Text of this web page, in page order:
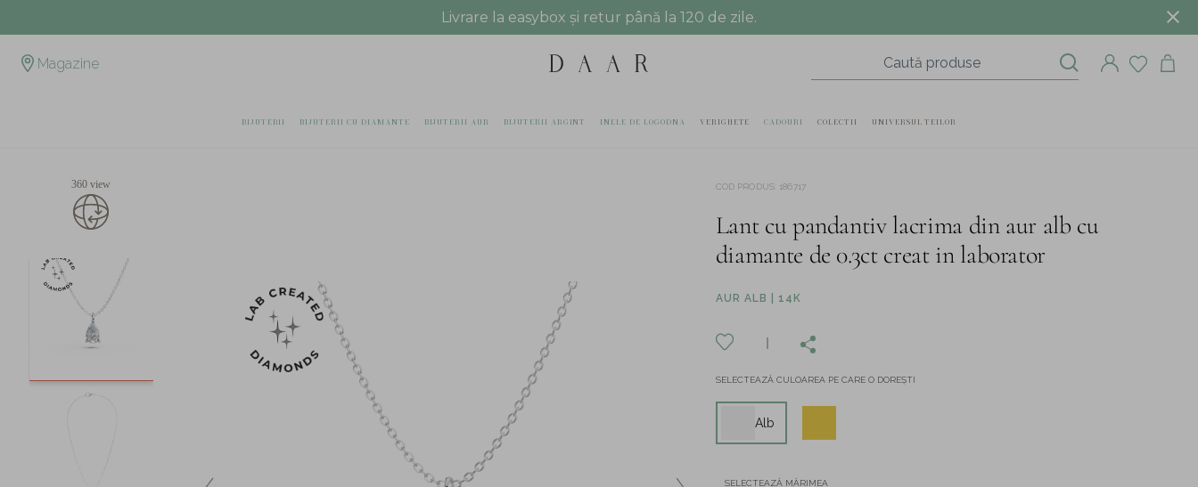
Livrare la easybox și retur până la 120 de zile.
Magazine
BIJUTERII BIJUTERII CU DIAMANTE BIJUTERII AUR BIJUTERII ARGINT INELE DE LOGODNA VERIGHETE CADOURI COLECTII UNIVERSUL TEILOR
360 view COD PRODUS: 186717
Lant cu pandantiv lacrima din aur alb cu
diamante de 0.3ct creat in laborator
AUR ALB | 14K
SELECTEAZĂ CULOAREA PE CARE O DOREȘTI
Alb
SELECTEAZĂ MĂRIMEA